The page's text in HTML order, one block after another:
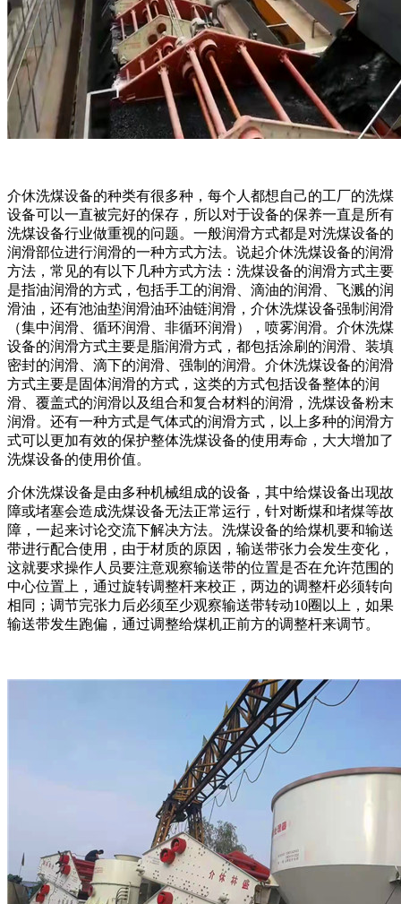
介休洗煤设备的种类有很多种，每个人都想自己的工厂的洗煤
设备可以一直被完好的保存，所以对于设备的保养一直是所有
洗煤设备行业做重视的问题。一般润滑方式都是对洗煤设备的
润滑部位进行润滑的一种方式方法。说起介休洗煤设备的润滑
方法，常见的有以下几种方式方法：洗煤设备的润滑方式主要
是指油润滑的方式，包括手工的润滑、滴油的润滑、飞溅的润
滑油，还有池油垫润滑油环油链润滑，介休洗煤设备强制润滑
（集中润滑、循环润滑、非循环润滑），喷雾润滑。介休洗煤
设备的润滑方式主要是脂润滑方式，都包括涂刷的润滑、装填
密封的润滑、滴下的润滑、强制的润滑。介休洗煤设备的润滑
方式主要是固体润滑的方式，这类的方式包括设备整体的润
滑、覆盖式的润滑以及组合和复合材料的润滑，洗煤设备粉末
润滑。还有一种方式是气体式的润滑方式，以上多种的润滑方
式可以更加有效的保护整体洗煤设备的使用寿命，大大增加了
洗煤设备的使用价值。
介休洗煤设备是由多种机械组成的设备，其中给煤设备出现故
障或堵塞会造成洗煤设备无法正常运行，针对断煤和堵煤等故
障，一起来讨论交流下解决方法。洗煤设备的给煤机要和输送
带进行配合使用，由于材质的原因，输送带张力会发生变化，
这就要求操作人员要注意观察输送带的位置是否在允许范围的
中心位置上，通过旋转调整杆来校正，两边的调整杆必须转向
相同；调节完张力后必须至少观察输送带转动10圈以上，如果
输送带发生跑偏，通过调整给煤机正前方的调整杆来调节。